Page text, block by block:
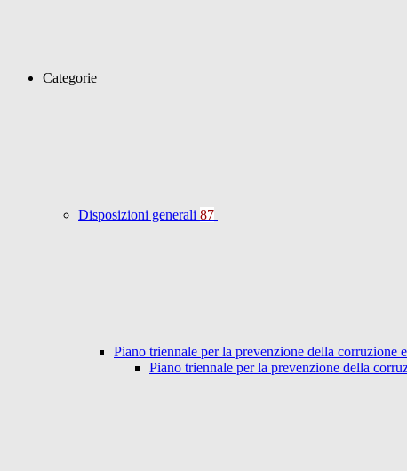
Categorie
Disposizioni generali 87
Piano triennale per la prevenzione della corruzione
Piano triennale per la prevenzione della